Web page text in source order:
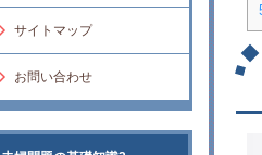
サイトマップ
お問い合わせ